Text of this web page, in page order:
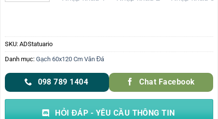
SKU: ADStatuario
Danh mục: Gạch 60x120 Cm Vân Đá
098 789 1404 Chat Facebook
HỎI ĐÁP - YÊU CẦU THÔNG TIN